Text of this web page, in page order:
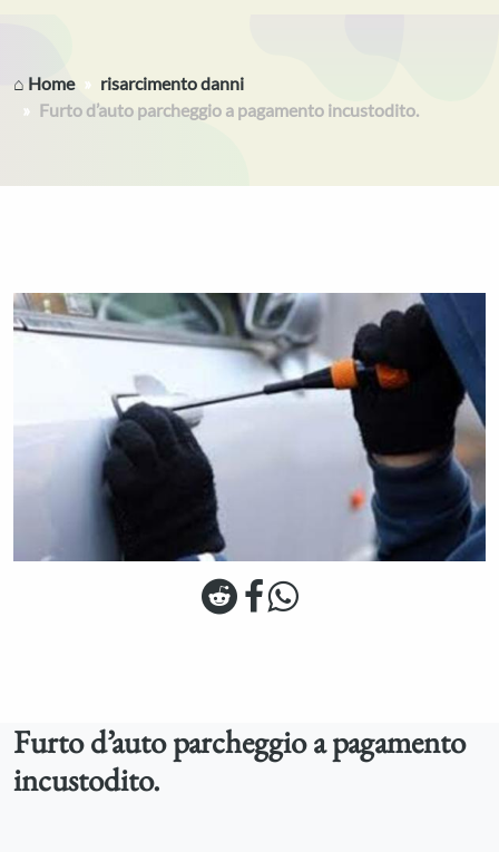
⌂ Home
risarcimento danni
Furto d’auto parcheggio a pagamento incustodito.
Furto d’auto parcheggio a pagamento
incustodito.